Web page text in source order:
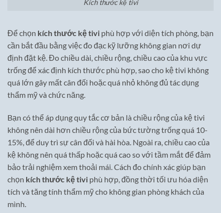
Kích thước kệ tivi
Để chọn kích thước kệ tivi phù hợp với diện tích phòng, bạn
cần bắt đầu bằng việc đo đạc kỹ lưỡng không gian nơi dự
định đặt kệ. Đo chiều dài, chiều rộng, chiều cao của khu vực
trống để xác định kích thước phù hợp, sao cho kệ tivi không
quá lớn gây mất cân đối hoặc quá nhỏ không đủ tác dụng
thẩm mỹ và chức năng.
Bạn có thể áp dụng quy tắc cơ bản là chiều rộng của kệ tivi
không nên dài hơn chiều rộng của bức tường trống quá 10-
15%, để duy trì sự cân đối và hài hòa. Ngoài ra, chiều cao của
kệ không nên quá thấp hoặc quá cao so với tầm mắt để đảm
bảo trải nghiệm xem thoải mái. Cách đo chính xác giúp bạn
chọn kích thước kệ tivi phù hợp, đồng thời tối ưu hóa diện
tích và tăng tính thẩm mỹ cho không gian phòng khách của
mình.